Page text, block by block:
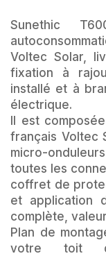
Sunethic
Voltec Solar,
fixation à
installé et à
électrique.
Il est
français Voltec
micro-
toutes les
coffret de
et application
complète,
Plan de
votre toit